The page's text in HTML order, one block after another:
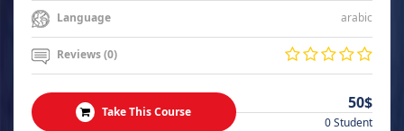
Language arabic
Reviews (0)
Take This Course 50$
0 Student